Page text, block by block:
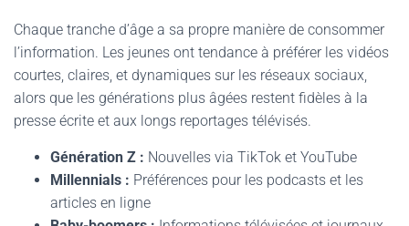
Chaque tranche d’âge a sa propre manière de consommer
l’information. Les jeunes ont tendance à préférer les vidéos
courtes, claires, et dynamiques sur les réseaux sociaux,
alors que les générations plus âgées restent fidèles à la
presse écrite et aux longs reportages télévisés.
Génération Z : Nouvelles via TikTok et YouTube
Millennials : Préférences pour les podcasts et les
articles en ligne